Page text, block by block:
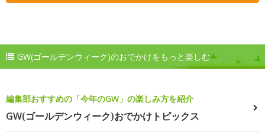
GW(ゴールデンウィーク)のおでかけをもっと楽しむ
編集部おすすめの「今年のGW」の楽しみ方を紹介
GW(ゴールデンウィーク)おでかけトピックス